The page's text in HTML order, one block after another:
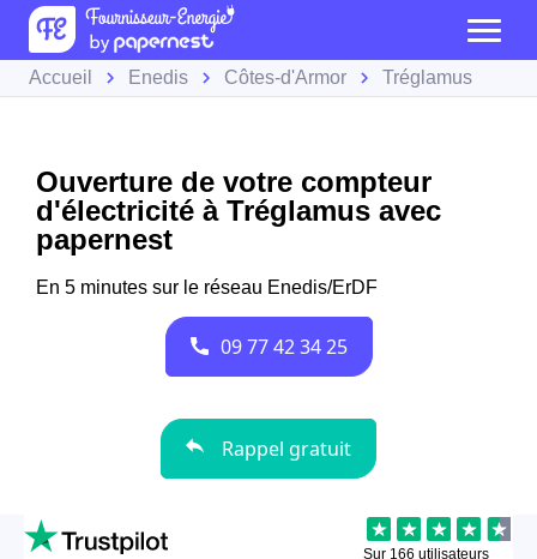
Accueil Enedis Côtes-d'Armor Tréglamus